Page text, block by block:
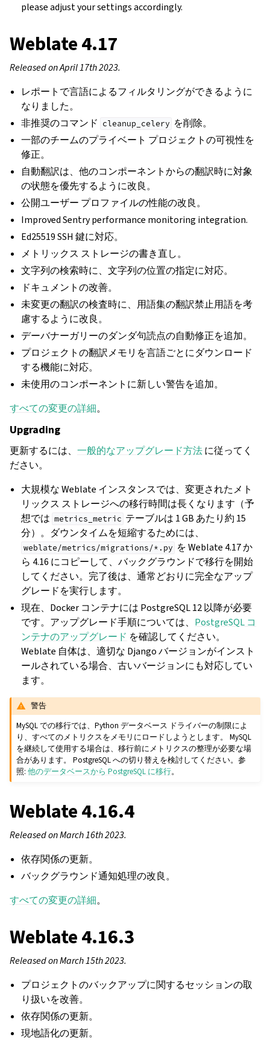
please adjust your settings accordingly.
Weblate 4.17
Released on April 17th 2023.
レポートで言語によるフィルタリングができるように
なりました。
非推奨のコマンド cleanup_celery を削除。
一部のチームのプライベート プロジェクトの可視性を
修正。
自動翻訳は、他のコンポーネントからの翻訳時に対象
の状態を優先するように改良。
公開ユーザー プロファイルの性能の改良。
Improved Sentry performance monitoring integration.
Ed25519 SSH 鍵に対応。
メトリックス ストレージの書き直し。
文字列の検索時に、文字列の位置の指定に対応。
ドキュメントの改善。
未変更の翻訳の検査時に、用語集の翻訳禁止用語を考
慮するように改良。
デーバナーガリーのダンダ句読点の自動修正を追加。
プロジェクトの翻訳メモリを言語ごとにダウンロード
する機能に対応。
未使用のコンポーネントに新しい警告を追加。
すべての変更の詳細。
Upgrading
更新するには、 一般的なアップグレード方法に従ってく
ださい。
大規模な Weblate インスタンスでは、変更されたメト
リックス ストレージへの移行時間は長くなります（予
想では metrics_metric テーブルは 1 GB あたり約 15
分）。ダウンタイムを短縮するためには、
weblate/metrics/migrations/*.py を Weblate 4.17 か
ら 4.16 にコピーして、バックグラウンドで移行を開始
してください。完了後は、通常どおりに完全なアップ
グレードを実行します。
現在、Docker コンテナには PostgreSQL 12 以降が必要
です。アップグレード手順については、 PostgreSQL コ
ンテナのアップグレード を確認してください。
Weblate 自体は、適切な Django バージョンがインスト
ールされている場合、古いバージョンにも対応してい
ます。
警告
MySQL での移行では、Python データベース ドライバーの制限によ
り、すべてのメトリクスをメモリにロードしようとします。 MySQL
を継続して使用する場合は、移行前にメトリクスの整理が必要な場
合があります。 PostgreSQL への切り替えを検討してください。参
照:他のデータベースから PostgreSQL に移行。
Weblate 4.16.4
Released on March 16th 2023.
依存関係の更新。
バックグラウンド通知処理の改良。
すべての変更の詳細。
Weblate 4.16.3
Released on March 15th 2023.
プロジェクトのバックアップに関するセッションの取
り扱いを改善。
依存関係の更新。
現地語化の更新。